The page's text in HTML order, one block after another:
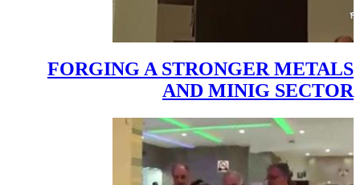
FORGING A STRONGER METALS
AND MINIG SECTOR